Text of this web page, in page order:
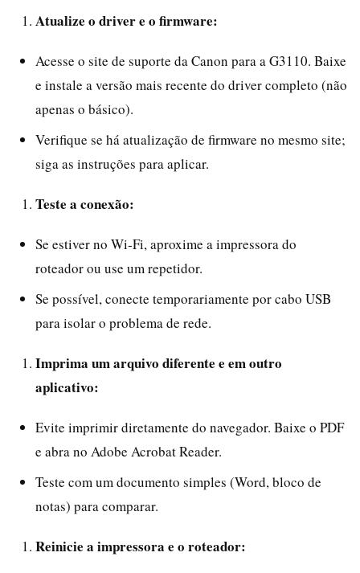
Atualize o driver e o firmware:
Acesse o site de suporte da Canon para a G3110. Baixe
e instale a versão mais recente do driver completo (não
apenas o básico).
Verifique se há atualização de firmware no mesmo site;
siga as instruções para aplicar.
Teste a conexão:
Se estiver no Wi‑Fi, aproxime a impressora do
roteador ou use um repetidor.
Se possível, conecte temporariamente por cabo USB
para isolar o problema de rede.
Imprima um arquivo diferente e em outro
aplicativo:
Evite imprimir diretamente do navegador. Baixe o PDF
e abra no Adobe Acrobat Reader.
Teste com um documento simples (Word, bloco de
notas) para comparar.
Reinicie a impressora e o roteador: